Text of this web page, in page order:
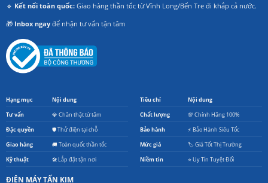
🔹 Kết nối toàn quốc:Giao hàng thần tốc từ Vĩnh Long/Bến Tre đi khắp cả nước.
🎁 Inbox ngayđể nhận tư vấn tận tâm
Hạng mục Nội dung
Tư vấn 💎 Chân thật từ tâm
Đặc quyền 🛡️ Thử điện tại chỗ
Giao hàng 🚚 Toàn quốc thần tốc
Kỹ thuật 🛠️ Lắp đặt tận nơi
Tiêu chí Nội dung
Chất lượng 💯 Chính Hãng 100%
Bảo hành ⚡ Bảo Hành Siêu Tốc
Mức giá 🏷️ Giá Tốt Thị Trường
Niềm tin ⭐ Uy Tín Tuyệt Đối
ĐIỆN MÁY TẤN KIM